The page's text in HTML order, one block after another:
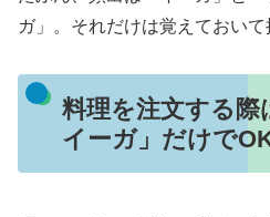
ガ」。それだけは覚えておいて
料理を注文する際
イーガ」だけで